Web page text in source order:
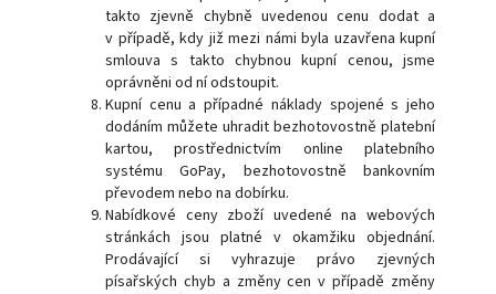
takto zjevně chybně uvedenou cenu dodat a
v případě, kdy již mezi námi byla uzavřena kupní
smlouva s takto chybnou kupní cenou, jsme
oprávněni od ní odstoupit.
Kupní cenu a případné náklady spojené s jeho
dodáním můžete uhradit bezhotovostně platební
kartou, prostřednictvím online platebního
systému GoPay, bezhotovostně bankovním
převodem nebo na dobírku.
Nabídkové ceny zboží uvedené na webových
stránkách jsou platné v okamžiku objednání.
Prodávající si vyhrazuje právo zjevných
písařských chyb a změny cen v případě změny